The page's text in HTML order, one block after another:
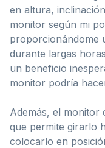
en altura,
monitor según mi
proporcionándome
durante largas
un beneficio
monitor podría
Además, el monitor
que permite girarlo
colocarlo en